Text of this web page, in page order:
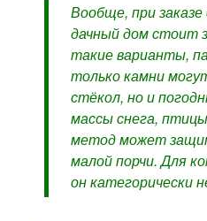
Вообще, при
дачный дом стоит
такие варианты,
только камни
стёкол, но и
массы снега,
метод может
малой порчи. Для
он категорически